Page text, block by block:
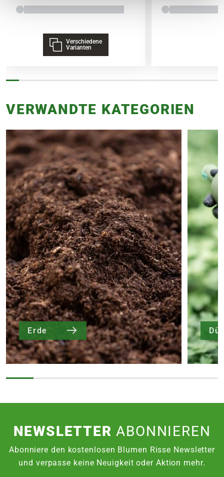
Verschiedene
Varianten
VERWANDTE KATEGORIEN
Erde
NEWSLETTERABONNIEREN
Abonniere den kostenlosen Blumen Risse Newsletter
und verpasse keine Neuigkeit oder Aktion mehr.